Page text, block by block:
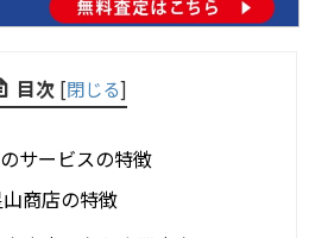
目次 [閉じる]
サービスの特徴
商店の特徴